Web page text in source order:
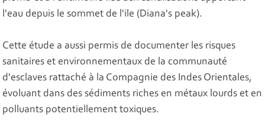
l'eau depuis le sommet de l'ile (Diana's peak).
Cette étude a aussi permis de documenter les risques
sanitaires et environnementaux de la communauté
d'esclaves rattaché à la Compagnie des Indes Orientales,
évoluant dans des sédiments riches en métaux lourds et en
polluants potentiellement toxiques.